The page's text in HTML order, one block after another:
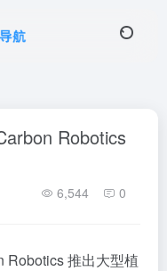
Robotics
6,544 0
Robotics 推出大型植